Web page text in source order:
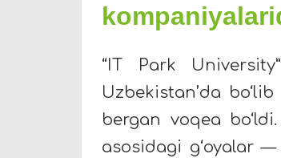
“IT Park
Uzbekistan’da
bergan voqea
asosidagi g‘oyalar